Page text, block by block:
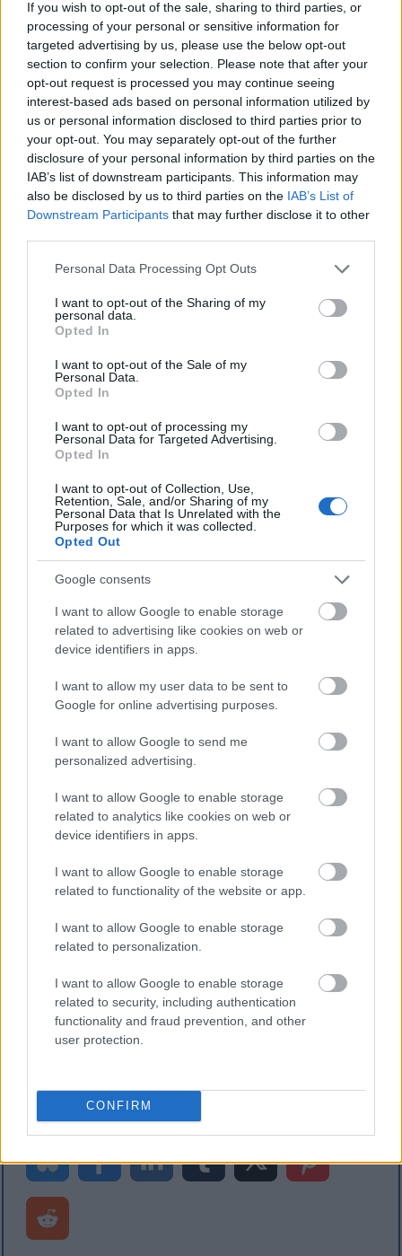
If you wish to opt-out of the sale, sharing to third parties, or
processing of your personal or sensitive information for
targeted advertising by us, please use the below opt-out
section to confirm your selection. Please note that after your
opt-out request is processed you may continue seeing
interest-based ads based on personal information utilized by
us or personal information disclosed to third parties prior to
your opt-out. You may separately opt-out of the further
disclosure of your personal information by third parties on the
IAB’s list of downstream participants. This information may
also be disclosed by us to third parties on the IAB’s List of
Downstream Participants that may further disclose it to other
Please note that this website/app uses one or more Google
not limited to your visit or usage behaviour. You may click to
grant or deny consent to Google and its third-party tags to
use your data for below specified purposes in below Google
consent section.
Personal Data Processing Opt Outs
I want to opt-out of the Sharing of my
personal data.
Opted In
I want to opt-out of the Sale of my
Personal Data.
Opted In
I want to opt-out of processing my
Personal Data for Targeted Advertising.
Opted In
I want to opt-out of Collection, Use,
Retention, Sale, and/or Sharing of my
Personal Data that Is Unrelated with the
Purposes for which it was collected.
Opted Out
Google consents
I want to allow Google to enable storage
related to advertising like cookies on web or
device identifiers in apps.
I want to allow my user data to be sent to
Google for online advertising purposes.
I want to allow Google to send me
personalized advertising.
I want to allow Google to enable storage
related to analytics like cookies on web or
device identifiers in apps.
I want to allow Google to enable storage
related to functionality of the website or app.
I want to allow Google to enable storage
related to personalization.
I want to allow Google to enable storage
related to security, including authentication
functionality and fraud prevention, and other
user protection.
CONFIRM
or Test into Maintenance Mode
मी अलिकडेच एका प्रोजेक्टवर काम करत होतो जिथे मला काही कस्टम
आर्थिक आयाम हाताळायचे होते. चाचणी वातावरणात योग्य आयाम
अस्तित्वात असताना, माझ्या डेव्हलपमेंट सँडबॉक्समध्ये माझ्याकडे
फक्त मायक्रोसॉफ्टचा डीफॉल्ट कॉन्टोसो डेटा होता, त्यामुळे आवश्यक
आयाम उपलब्ध नव्हते.
जेव्हा मी ते तयार करायला निघालो तेव्हा मला आढळले की
डायनॅमिक्स ३६५ एफओ मध्ये तुम्ही वातावरण "देखभाल मोड" मध्ये
असतानाच ते करू शकता. कागदपत्रांनुसार, तुम्ही लाईफसायकल
डेव्हलपमेंट किंवा टेस्ट एन्व्हायर्नमेंटसाठी सर्वात जलद मार्ग म्हणजे थेट
SQL सर्व्हरवर, विशेषतः AxDB डेटाबेसमध्ये एक साधे अपडेट करणे.
SELECT VALUE FROM [AxDB].[dbo].
WHERE PARM = 'CONFIGURATIONMODE';
जर VALUE 0 असेल, तर देखभाल मोड सध्या सक्षम नाही.
जर VALUE १ असेल, तर देखभाल मोड सध्या सक्षम आहे.
तर, देखभाल मोड सक्षम करण्यासाठी, हे चालवा:
SET VALUE = '1'
आणि ते पुन्हा अक्षम करण्यासाठी, हे चालवा:
SET VALUE = '0'
WHERE PARM = 'CONFIGURATIONMODE';
स्थिती बदलल्यानंतर, तुम्हाला सहसा वेब आणि बॅच सेवा पुन्हा सुरू
कराव्या लागतील. कधीकधी बदल लक्षात येण्यापूर्वी अनेक वेळा.
मी उत्पादन किंवा इतर गंभीर वातावरणात हा दृष्टिकोन वापरण्याची
शिफारस करणार नाही, परंतु विकास मशीनवर आर्थिक परिमाण
सक्रिय करता येतील अशा टप्प्यावर पोहोचण्यासाठी, ते चांगले काम
जर तुम्हाला ही पोस्ट आवडली असेल, तर तुम्हाला हे सूचना देखील
डायनॅमिक्स 365 मध्ये एक्स ++ कोडमधून फायनान्शियल
डायमेंशन व्हॅल्यू अपडेट करा
अलीकडील प्रोजेक्ट्स लोड करताना व्हिज्युअल स्टुडिओ
संपादन पद्धत